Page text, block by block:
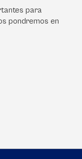
para
pondremos en